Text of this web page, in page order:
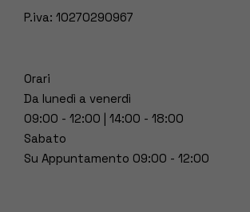
P.iva: 10270290967
Orari
Da lunedì a venerdì
09:00 - 12:00 | 14:00 - 18:00
Sabato
Su Appuntamento 09:00 - 12:00